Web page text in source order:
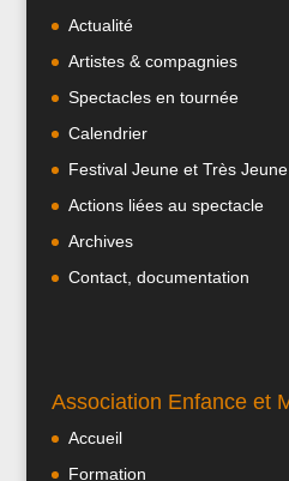
Actualité
Artistes & compagnies
Spectacles en tournée
Calendrier
Festival Jeune et Très
Actions liées au spectacle
Archives
Contact, documentation
Association Enfance et
Accueil
Formation